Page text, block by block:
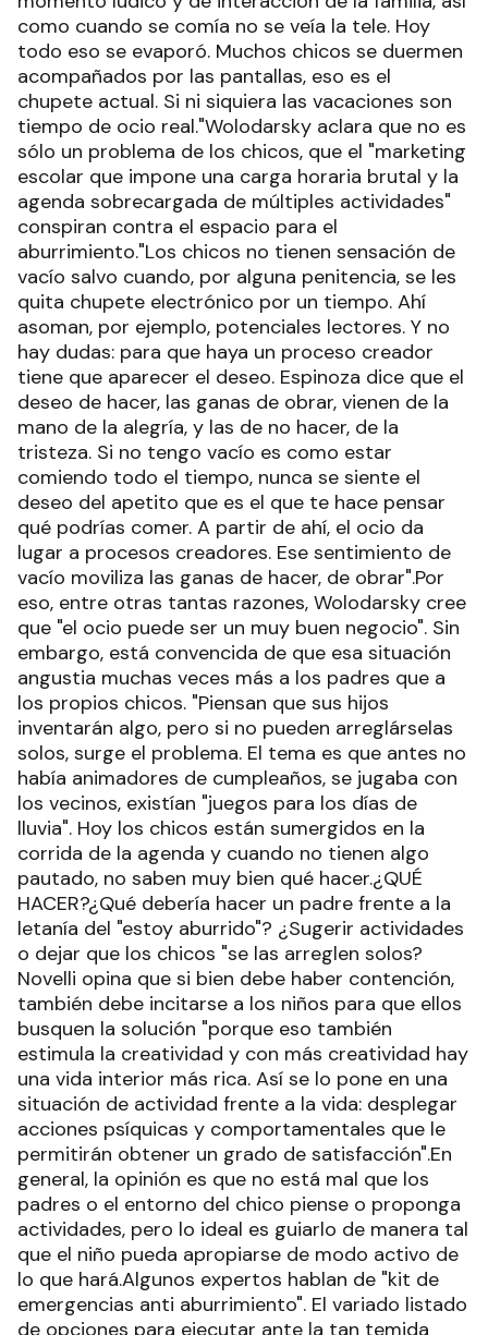
como cuando se comía no se veía la tele. Hoy
todo eso se evaporó. Muchos chicos se duermen
acompañados por las pantallas, eso es el
chupete actual. Si ni siquiera las vacaciones son
tiempo de ocio real."Wolodarsky aclara que no es
sólo un problema de los chicos, que el "marketing
escolar que impone una carga horaria brutal y la
agenda sobrecargada de múltiples actividades"
conspiran contra el espacio para el
aburrimiento."Los chicos no tienen sensación de
vacío salvo cuando, por alguna penitencia, se les
quita chupete electrónico por un tiempo. Ahí
asoman, por ejemplo, potenciales lectores. Y no
hay dudas: para que haya un proceso creador
tiene que aparecer el deseo. Espinoza dice que el
deseo de hacer, las ganas de obrar, vienen de la
mano de la alegría, y las de no hacer, de la
tristeza. Si no tengo vacío es como estar
comiendo todo el tiempo, nunca se siente el
deseo del apetito que es el que te hace pensar
qué podrías comer. A partir de ahí, el ocio da
lugar a procesos creadores. Ese sentimiento de
vacío moviliza las ganas de hacer, de obrar".Por
eso, entre otras tantas razones, Wolodarsky cree
que "el ocio puede ser un muy buen negocio". Sin
embargo, está convencida de que esa situación
angustia muchas veces más a los padres que a
los propios chicos. "Piensan que sus hijos
inventarán algo, pero si no pueden arreglárselas
solos, surge el problema. El tema es que antes no
había animadores de cumpleaños, se jugaba con
los vecinos, existían "juegos para los días de
lluvia". Hoy los chicos están sumergidos en la
corrida de la agenda y cuando no tienen algo
pautado, no saben muy bien qué hacer.¿QUÉ
HACER?¿Qué debería hacer un padre frente a la
letanía del "estoy aburrido"? ¿Sugerir actividades
o dejar que los chicos "se las arreglen solos?
Novelli opina que si bien debe haber contención,
también debe incitarse a los niños para que ellos
busquen la solución "porque eso también
estimula la creatividad y con más creatividad hay
una vida interior más rica. Así se lo pone en una
situación de actividad frente a la vida: desplegar
acciones psíquicas y comportamentales que le
permitirán obtener un grado de satisfacción".En
general, la opinión es que no está mal que los
padres o el entorno del chico piense o proponga
actividades, pero lo ideal es guiarlo de manera tal
que el niño pueda apropiarse de modo activo de
lo que hará.Algunos expertos hablan de "kit de
emergencias anti aburrimiento". El variado listado